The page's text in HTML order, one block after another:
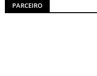
PARCEIRO